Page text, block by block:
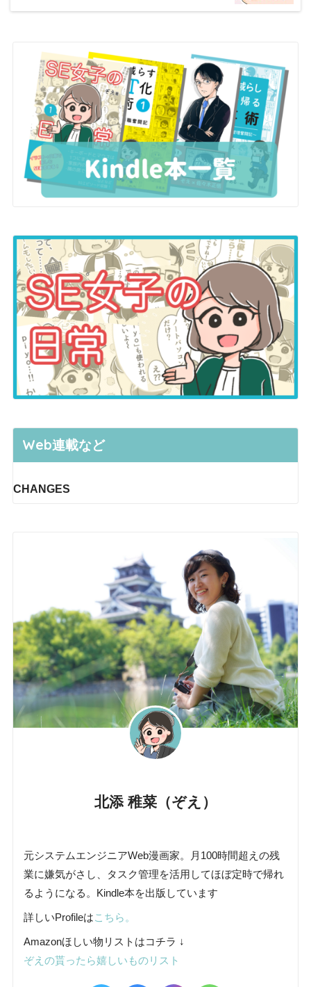
Web連載など
CHANGES
北添 稚菜（ぞえ）
元システムエンジニアWeb漫画家。月100時間超えの残
業に嫌気がさし、タスク管理を活用してほぼ定時で帰れ
るようになる。Kindle本を出版しています
詳しいProfileはこちら。
Amazonほしい物リストはコチラ ↓
ぞえの貰ったら嬉しいものリスト